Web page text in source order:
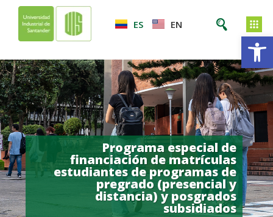
ES EN
Programa especial de
financiación de matrículas
estudiantes de programas de
pregrado (presencial y
distancia) y posgrados
subsidiados